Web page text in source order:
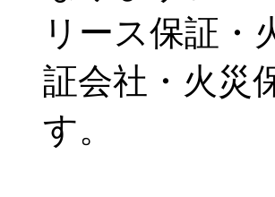
リース保証・
証会社・火災
す。